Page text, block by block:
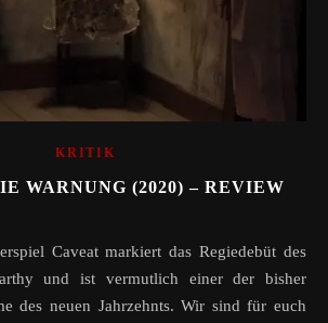
KRITIK
WARNUNG (2020) – REVIEW
und ist vermutlich einer der bisher
des neuen Jahrzehnts. Wir sind für euch